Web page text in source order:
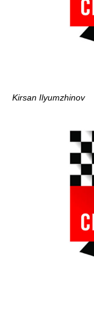
Kirsan Ilyumzhinov